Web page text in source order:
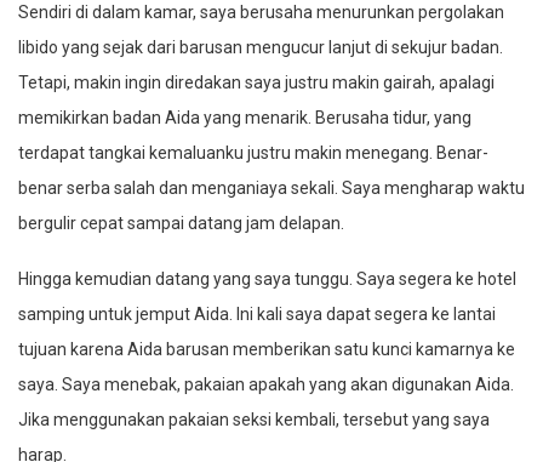
Sendiri di dalam kamar, saya berusaha menurunkan pergolakan
libido yang sejak dari barusan mengucur lanjut di sekujur badan.
Tetapi, makin ingin diredakan saya justru makin gairah, apalagi
memikirkan badan Aida yang menarik. Berusaha tidur, yang
terdapat tangkai kemaluanku justru makin menegang. Benar-
benar serba salah dan menganiaya sekali. Saya mengharap waktu
bergulir cepat sampai datang jam delapan.
Hingga kemudian datang yang saya tunggu. Saya segera ke hotel
samping untuk jemput Aida. Ini kali saya dapat segera ke lantai
tujuan karena Aida barusan memberikan satu kunci kamarnya ke
saya. Saya menebak, pakaian apakah yang akan digunakan Aida.
Jika menggunakan pakaian seksi kembali, tersebut yang saya
harap.